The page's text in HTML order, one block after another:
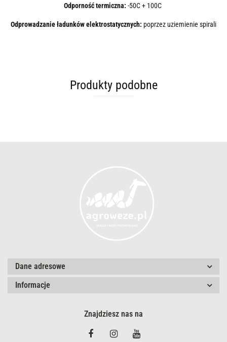
Odporność termiczna: -50C + 100C
Odprowadzanie ładunków elektrostatycznych: poprzez uziemienie spirali
Produkty podobne
Dane adresowe
Informacje
Znajdziesz nas na